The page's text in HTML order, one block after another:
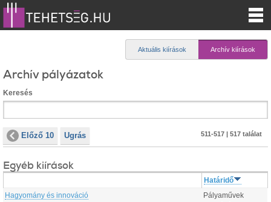
Aktuális kiírások Archív kiírások
Archív pályázatok
Keresés
Előző 10 Ugrás 511-517 | 517 találat
Egyéb kiírások
Határidő
Hagyomány és innováció
Pályaművek